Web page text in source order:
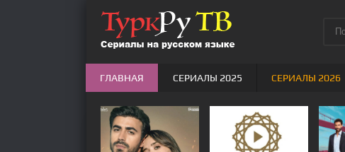
ГЛАВНАЯ СЕРИАЛЫ 2025 СЕРИАЛЫ 2026